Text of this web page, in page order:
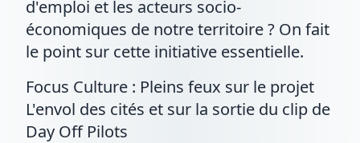
d'emploi et les acteurs socio-
économiques de notre territoire ? On fait
le point sur cette initiative essentielle.
Focus Culture : Pleins feux sur le projet
L'envol des cités et sur la sortie du clip de
Day Off Pilots